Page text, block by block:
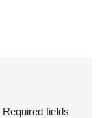
Required fields